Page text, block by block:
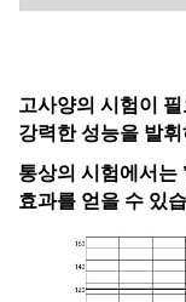
고사양의 시험이
강력한 성능을 발휘
통상의 시험에서
효과를 얻을 수 있